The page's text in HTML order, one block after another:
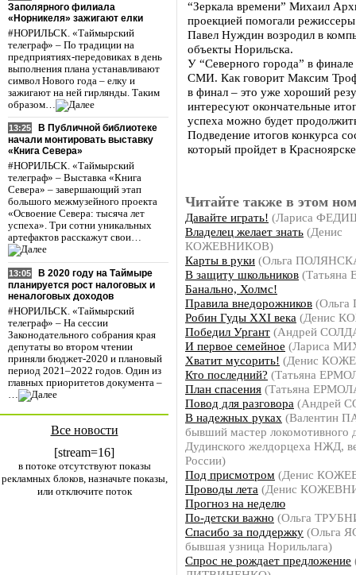
Заполярного филиала
«Норникеля» зажигают елки
#НОРИЛЬСК. «Таймырский
телеграф» – По традиции на
предприятиях-передовиках в день
выполнения плана устанавливают
символ Нового года – елку и
зажигают на ней гирлянды. Таким
образом…
13:25
В Публичной библиотеке
начали монтировать выставку
«Книга Севера»
#НОРИЛЬСК. «Таймырский
телеграф» – Выставка «Книга
Севера» – завершающий этап
большого межмузейного проекта
«Освоение Севера: тысяча лет
успеха». Три сотни уникальных
артефактов расскажут свои…
13:05
В 2020 году на Таймыре
планируется рост налоговых и
неналоговых доходов
#НОРИЛЬСК. «Таймырский
телеграф» – На сессии
Законодательного собрания края
депутаты во втором чтении
приняли бюджет-2020 и плановый
период 2021–2022 годов. Один из
главных приоритетов документа –
…
Все новости
[stream=16]
в потоке отсутствуют показы
рекламных блоков, назначьте показы,
или отключите поток
“Зеркала времени” Михаил
проекцией помогали
Павел Нуждин возродил в
объекты Норильска.
У “Северного города” в
СМИ. Как говорит Максим
в финал – это уже хороший
интересуют окончательные
успеха можно будет
Подведение итогов конкурса
который пройдет в
Читайте также в этом
Давайте играть! (Лариса
Владелец желает знать (Денис
КОЖЕВНИКОВ)
Карты в руки (Ольга
В защиту школьников
Банально, Холмс!
Правила внедорожников
Робин Гуды ХХI века (Денис
Победил Ургант (Андрей
И первое семейное (Лариса
Хватит мусорить! (Денис
Кто последний? (Татьяна
План спасения (Татьяна
Повод для разговора (Андрей
В надежных руках (Валентин
бывший мастер локомотивного
Дудинского желдорцеха НЖД,
России)
Под присмотром (Денис
Проводы лета (Денис
Прогноз на неделю
По-детски важно (Ольга
Спасибо за поддержку (Ольга
бывшая узница Норильлага)
Спрос не рождает предложение